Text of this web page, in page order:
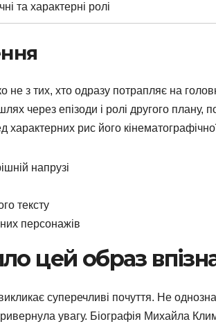
та характерні ролі
з тих, хто одразу потрапляє на
через епізоди і ролі другого плану,
рис його
напрузі
тексту
персонажів
цей образ
суперечливі почуття. Не
увагу. Біографія Михайла